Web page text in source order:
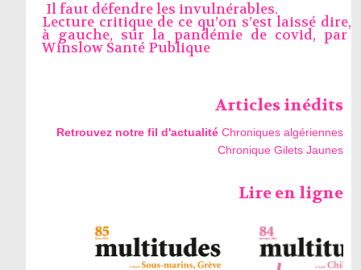
Il faut défendre les invulnérables.
Lecture critique de ce qu’on s’est laissé dire,
à gauche, sur la pandémie de covid, par
Winslow Santé Publique
Articles inédits
Retrouvez notre fil d'actualité Chroniques algériennes
Chronique Gilets Jaunes
Lire en ligne